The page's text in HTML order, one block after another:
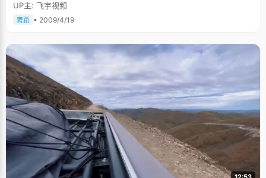
UP主: 飞宇视频
舞蹈 • 2009/4/19